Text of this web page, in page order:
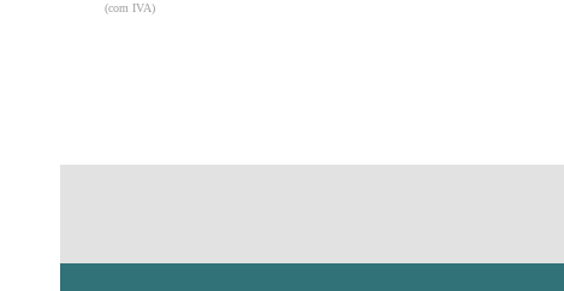
(com IVA)